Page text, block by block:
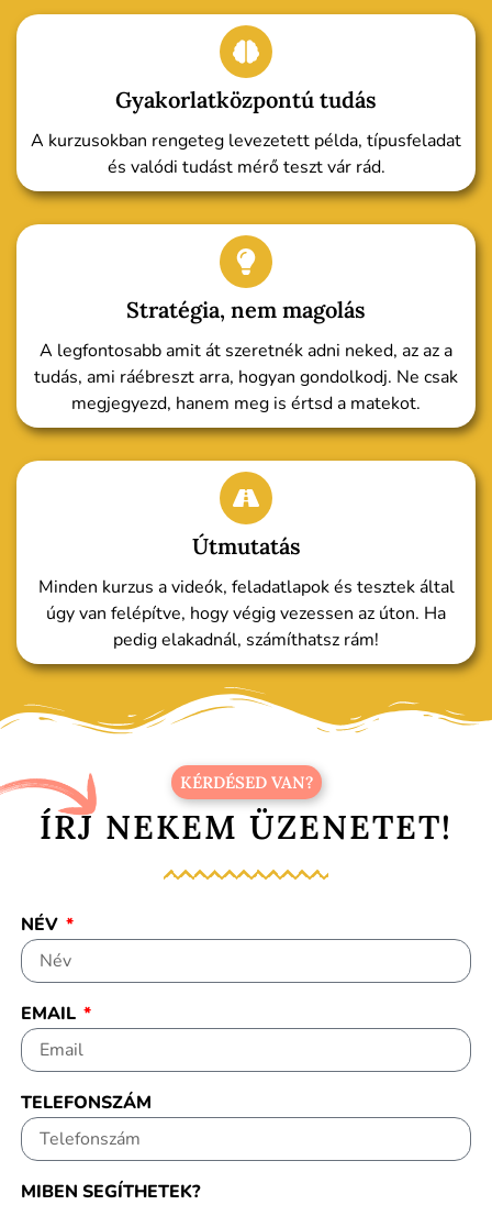
Gyakorlatközpontú tudás
A kurzusokban rengeteg levezetett példa, típusfeladat
és valódi tudást mérő teszt vár rád.
Stratégia, nem magolás
A legfontosabb amit át szeretnék adni neked, az az a
tudás, ami ráébreszt arra, hogyan gondolkodj. Ne csak
megjegyezd, hanem meg is értsd a matekot.
Útmutatás
Minden kurzus a videók, feladatlapok és tesztek által
úgy van felépítve, hogy végig vezessen az úton. Ha
pedig elakadnál, számíthatsz rám!
KÉRDÉSED VAN?
ÍRJ NEKEM ÜZENETET!
NÉV
EMAIL
TELEFONSZÁM
MIBEN SEGÍTHETEK?